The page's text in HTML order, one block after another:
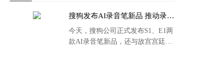
搜狗发布AI录音笔新品 推动录音
今天，搜狗公司正式发布S1、E1两
款AI录音笔新品，还与故宫宫廷文